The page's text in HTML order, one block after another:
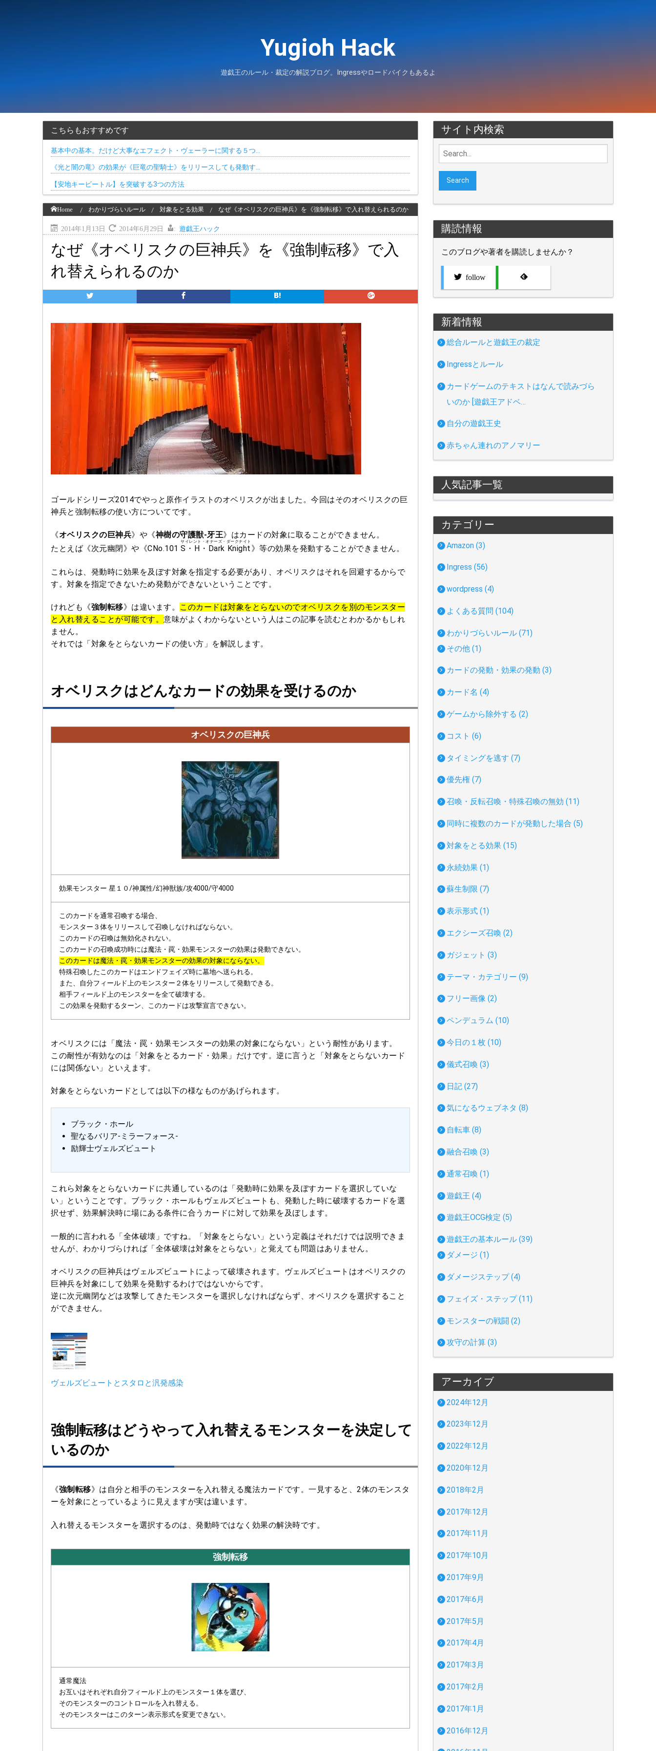
Yugioh Hack
遊戯王のルール・裁定の解説ブログ。Ingressやロードバイクもあるよ
こちらもおすすめです
基本中の基本。だけど大事なエフェクト・ヴェーラーに関する５つ…
《光と闇の竜》の効果が《巨竜の聖騎士》をリリースしても発動す…
【安地キービートル】を突破する3つの方法
Home わかりづらいルール 対象をとる効果 なぜ《オベリスクの巨神兵》を《強制転移》で入れ替えられるのか
2014年1月13日 2014年6月29日 : 遊戯王ハック
なぜ《オベリスクの巨神兵》を《強制転移》で入
れ替えられるのか
ゴールドシリーズ2014でやっと原作イラストのオベリスクが出ました。今回はそのオベリスクの巨
神兵と強制転移の使い方についてです。
《オベリスクの巨神兵》や《神樹の守護獣-牙王》はカードの対象に取ることができません。
たとえば《次元幽閉》や《CNo.101 S・H・Dark Knight
サイレント・オナーズ・ダークナイト
》等の効果を発動することができません。
これらは、発動時に効果を及ぼす対象を指定する必要があり、オベリスクはそれを回避するからで
す。対象を指定できないため発動ができないということです。
けれども《強制転移》は違います。
このカードは対象をとらないのでオベリスクを別のモンスター
と入れ替えることが可能です。 意味がよくわからないという人はこの記事を読むとわかるかもしれ
ません。
それでは「対象をとらないカードの使い方」を解説します。
オベリスクはどんなカードの効果を受けるのか
オベリスクの巨神兵
効果モンスター 星１０/神属性/幻神獣族/攻4000/守4000
このカードを通常召喚する場合、
モンスター３体をリリースして召喚しなければならない。
このカードの召喚は無効化されない。
このカードの召喚成功時には魔法・罠・効果モンスターの効果は発動できない。
このカードは魔法・罠・効果モンスターの効果の対象にならない。
特殊召喚したこのカードはエンドフェイズ時に墓地へ送られる。
また、自分フィールド上のモンスター２体をリリースして発動できる。
相手フィールド上のモンスターを全て破壊する。
この効果を発動するターン、このカードは攻撃宣言できない。
オベリスクには「魔法・罠・効果モンスターの効果の対象にならない」という耐性があります。
この耐性が有効なのは「対象をとるカード・効果」だけです。逆に言うと「対象をとらないカード
には関係ない」といえます。
対象をとらないカードとしては以下の様なものがあげられます。
ブラック・ホール
聖なるバリア-ミラーフォース-
励輝士ヴェルズビュート
これら対象をとらないカードに共通しているのは「発動時に効果を及ぼすカードを選択していな
い」ということです。ブラック・ホールもヴェルズビュートも、発動した時に破壊するカードを選
択せず、効果解決時に場にある条件に合うカードに対して効果を及ぼします。
一般的に言われる「全体破壊」ですね。「対象をとらない」という定義はそれだけでは説明できま
せんが、わかりづらければ「全体破壊は対象をとらない」と覚えても問題はありません。
オベリスクの巨神兵はヴェルズビュートによって破壊されます。ヴェルズビュートはオベリスクの
巨神兵を対象にして効果を発動するわけではないからです。
逆に次元幽閉などは攻撃してきたモンスターを選択しなければならず、オベリスクを選択すること
ができません。
ヴェルズビュートとスタロと汎発感染
強制転移はどうやって入れ替えるモンスターを決定して
いるのか
《強制転移》は自分と相手のモンスターを入れ替える魔法カードです。一見すると、2体のモンスタ
ーを対象にとっているように見えますが実は違います。
入れ替えるモンスターを選択するのは、 発動時ではなく効果の解決時です。
強制転移
通常魔法
お互いはそれぞれ自分フィールド上のモンスター１体を選び、
そのモンスターのコントロールを入れ替える。
そのモンスターはこのターン表示形式を変更できない。
サイト内検索
Search
for:
購読情報
このブログや著者を購読しませんか？
follow
新着情報
総合ルールと遊戯王の裁定
Ingressとルール
カードゲームのテキストはなんで読みづら
いのか [遊戯王アドベ…
自分の遊戯王史
赤ちゃん連れのアノマリー
人気記事一覧
カテゴリー
Amazon (3)
Ingress (56)
wordpress (4)
よくある質問 (104)
わかりづらいルール (71)
その他 (1)
カードの発動・効果の発動 (3)
カード名 (4)
ゲームから除外する (2)
コスト (6)
タイミングを逃す (7)
優先権 (7)
召喚・反転召喚・特殊召喚の無効 (11)
同時に複数のカードが発動した場合 (5)
対象をとる効果 (15)
永続効果 (1)
蘇生制限 (7)
表示形式 (1)
エクシーズ召喚 (2)
ガジェット (3)
テーマ・カテゴリー (9)
フリー画像 (2)
ペンデュラム (10)
今日の１枚 (10)
儀式召喚 (3)
日記 (27)
気になるウェブネタ (8)
自転車 (8)
融合召喚 (3)
通常召喚 (1)
遊戯王 (4)
遊戯王OCG検定 (5)
遊戯王の基本ルール (39)
ダメージ (1)
ダメージステップ (4)
フェイズ・ステップ (11)
モンスターの戦闘 (2)
攻守の計算 (3)
アーカイブ
2024年12月
2023年12月
2022年12月
2020年12月
2018年2月
2017年12月
2017年11月
2017年10月
2017年9月
2017年6月
2017年5月
2017年4月
2017年3月
2017年2月
2017年1月
2016年12月